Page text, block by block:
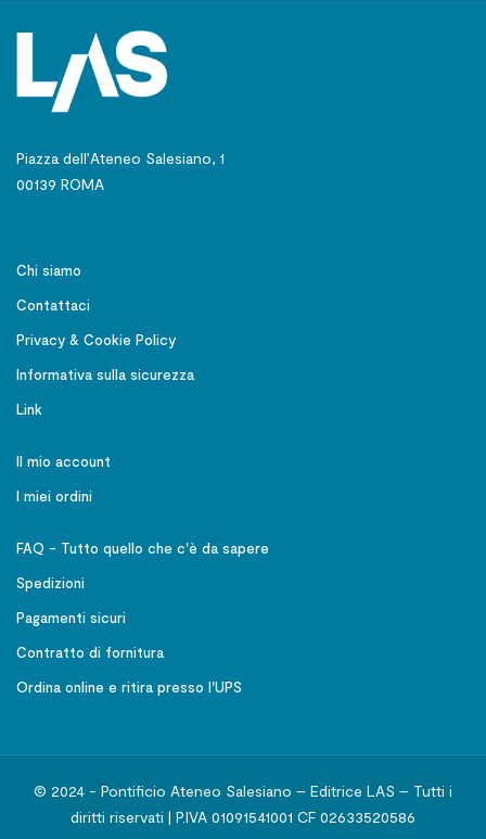
Piazza dell’Ateneo Salesiano, 1
00139 ROMA
Chi siamo
Contattaci
Privacy & Cookie Policy
Informativa sulla sicurezza
Link
Il mio account
I miei ordini
FAQ - Tutto quello che c'è da sapere
Spedizioni
Pagamenti sicuri
Contratto di fornitura
Ordina online e ritira presso l'UPS
© 2024 - Pontificio Ateneo Salesiano – Editrice LAS – Tutti i
diritti riservati | P.IVA 01091541001 CF 02633520586